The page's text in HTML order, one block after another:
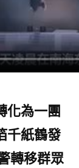
化為一團
千紙鶴發
轉移群眾